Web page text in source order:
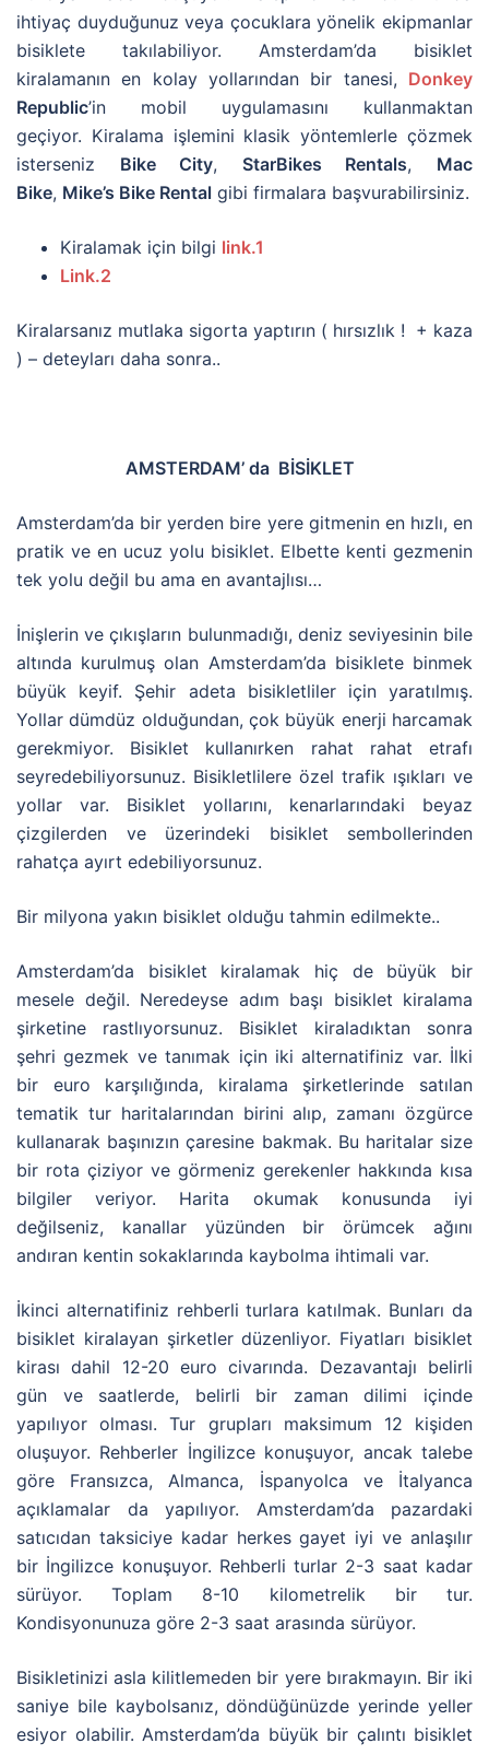
ihtiyaç duyduğunuz veya çocuklara yönelik ekipmanlar
bisiklete takılabiliyor. Amsterdam’da bisiklet
kiralamanın en kolay yollarından bir tanesi, Donkey
Republic’in mobil uygulamasını kullanmaktan
geçiyor. Kiralama işlemini klasik yöntemlerle çözmek
isterseniz Bike City, StarBikes Rentals, Mac
Bike, Mike’s Bike Rental gibi firmalara başvurabilirsiniz.
Kiralamak için bilgi link.1
Link.2
Kiralarsanız mutlaka sigorta yaptırın ( hırsızlık ! + kaza
) – deteyları daha sonra..
AMSTERDAM’ da BİSİKLET
Amsterdam’da bir yerden bire yere gitmenin en hızlı, en
pratik ve en ucuz yolu bisiklet. Elbette kenti gezmenin
tek yolu değil bu ama en avantajlısı…
İnişlerin ve çıkışların bulunmadığı, deniz seviyesinin bile
altında kurulmuş olan Amsterdam’da bisiklete binmek
büyük keyif. Şehir adeta bisikletliler için yaratılmış.
Yollar dümdüz olduğundan, çok büyük enerji harcamak
gerekmiyor. Bisiklet kullanırken rahat rahat etrafı
seyredebiliyorsunuz. Bisikletlilere özel trafik ışıkları ve
yollar var. Bisiklet yollarını, kenarlarındaki beyaz
çizgilerden ve üzerindeki bisiklet sembollerinden
rahatça ayırt edebiliyorsunuz.
Bir milyona yakın bisiklet olduğu tahmin edilmekte..
Amsterdam’da bisiklet kiralamak hiç de büyük bir
mesele değil. Neredeyse adım başı bisiklet kiralama
şirketine rastlıyorsunuz. Bisiklet kiraladıktan sonra
şehri gezmek ve tanımak için iki alternatifiniz var. İlki
bir euro karşılığında, kiralama şirketlerinde satılan
tematik tur haritalarından birini alıp, zamanı özgürce
kullanarak başınızın çaresine bakmak. Bu haritalar size
bir rota çiziyor ve görmeniz gerekenler hakkında kısa
bilgiler veriyor. Harita okumak konusunda iyi
değilseniz, kanallar yüzünden bir örümcek ağını
andıran kentin sokaklarında kaybolma ihtimali var.
İkinci alternatifiniz rehberli turlara katılmak. Bunları da
bisiklet kiralayan şirketler düzenliyor. Fiyatları bisiklet
kirası dahil 12-20 euro civarında. Dezavantajı belirli
gün ve saatlerde, belirli bir zaman dilimi içinde
yapılıyor olması. Tur grupları maksimum 12 kişiden
oluşuyor. Rehberler İngilizce konuşuyor, ancak talebe
göre Fransızca, Almanca, İspanyolca ve İtalyanca
açıklamalar da yapılıyor. Amsterdam’da pazardaki
satıcıdan taksiciye kadar herkes gayet iyi ve anlaşılır
bir İngilizce konuşuyor. Rehberli turlar 2-3 saat kadar
sürüyor. Toplam 8-10 kilometrelik bir tur.
Kondisyonunuza göre 2-3 saat arasında sürüyor.
Bisikletinizi asla kilitlemeden bir yere bırakmayın. Bir iki
saniye bile kaybolsanız, döndüğünüzde yerinde yeller
esiyor olabilir. Amsterdam’da büyük bir çalıntı bisiklet